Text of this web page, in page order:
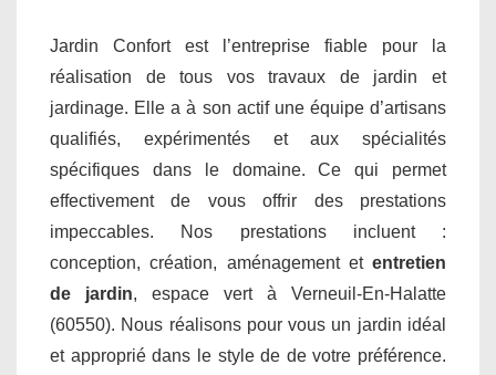
Jardin Confort est l’entreprise fiable pour la
réalisation de tous vos travaux de jardin et
jardinage. Elle a à son actif une équipe d’artisans
qualifiés, expérimentés et aux spécialités
spécifiques dans le domaine. Ce qui permet
effectivement de vous offrir des prestations
impeccables. Nos prestations incluent :
conception, création, aménagement et entretien
de jardin, espace vert à Verneuil-En-Halatte
(60550). Nous réalisons pour vous un jardin idéal
et approprié dans le style de de votre préférence.